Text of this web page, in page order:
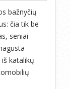
bažnyčių
čia tik be
seniai
katalikų